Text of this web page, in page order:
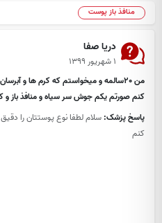
منافذ باز پوست
دریا صفا
۱ شهریور ۱۳۹۹
من 20سالمه و میخواستم که کرم ها و
کنم صورتم یکم جوش سر سیاه و منافذ باز و
پاسخ پزشک: سلام لطفا نوع پوستتان را دقیق
کنم